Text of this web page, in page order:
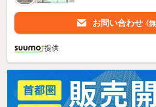
お問い合わせ （
提供